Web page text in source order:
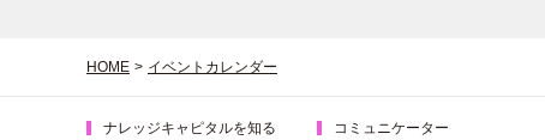
HOME > イベントカレンダー
ナレッジキャピタルを知る コミュニケーター